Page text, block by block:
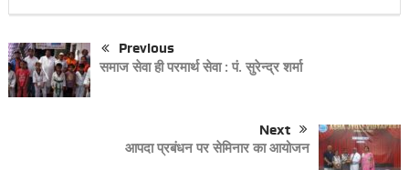
Previous
समाज सेवा ही परमार्थ सेवा : पं. सुरेन्द्र शर्मा
Next
आपदा प्रबंधन पर सेमिनार का आयोजन